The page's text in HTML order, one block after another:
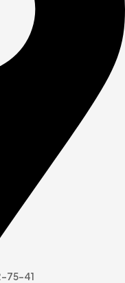
75-41